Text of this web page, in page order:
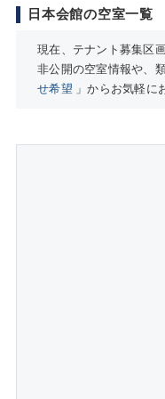
日本会館の空室一覧
現在、テナント募集区
非公開の空室情報や、
せ希望 」からお気軽に